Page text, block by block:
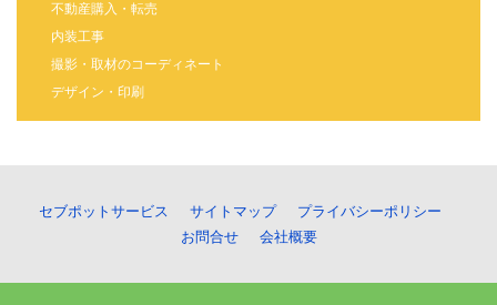
不動産購入・転売
内装工事
撮影・取材のコーディネート
デザイン・印刷
セブポットサービス サイトマップ
プライバシーポリシー
お問合せ
会社概要